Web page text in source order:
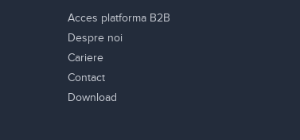
Acces platforma B2B
Despre noi
Cariere
Contact
Download